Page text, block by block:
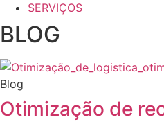
SERVIÇOS
BLOG
Blog
Otimização de